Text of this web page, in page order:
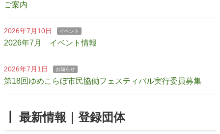
ご案内
2026年7月10日 イベント
2026年7月 イベント情報
2026年7月1日 お知らせ
第18回ゆめこらぼ市民協働フェスティバル実行委員募集
┃ 最新情報｜登録団体